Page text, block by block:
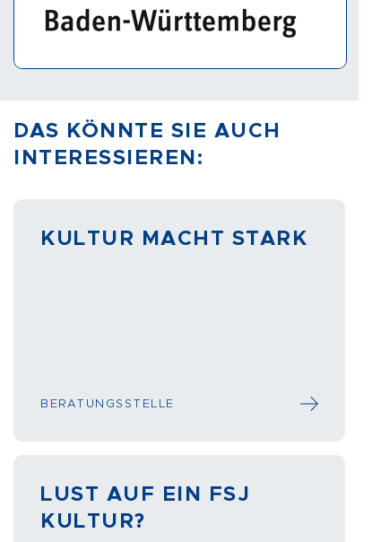
DAS KÖNNTE SIE AUCH
INTERESSIEREN:
KULTUR MACHT STARK
BERATUNGSSTELLE
LUST AUF EIN FSJ
KULTUR?